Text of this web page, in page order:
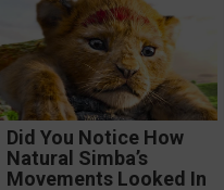
Did You Notice How
Natural Simba’s
Movements Looked In